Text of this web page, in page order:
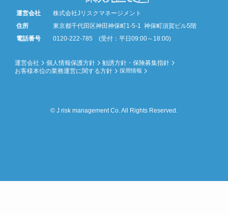
運営会社
株式会社Jリスクマネージメント
住所
東京都千代田区神田神保町1-5-1 神保町須賀ビル5階
電話番号
0120-222-785 (受付：平日09:00～18:00)
運営会社 個人情報保護方針
勧誘方針・保険募集指針
お客様本位の業務運営に関する方針
採用情報
© J risk management Co. All Rights Reserved.